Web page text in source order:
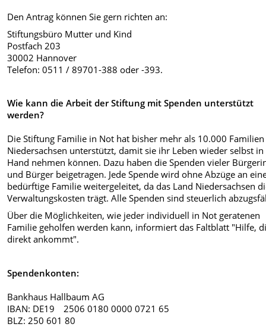
Den Antrag können Sie gern richten an:
Stiftungsbüro Mutter und Kind
Postfach 203
30002 Hannover
Telefon: 0511 / 89701-388 oder -393.
Wie kann die Arbeit der Stiftung mit Spenden unterstützt
werden?
Die Stiftung Familie in Not hat bisher mehr als 10.000
Niedersachsen unterstützt, damit sie ihr Leben wieder selbst
Hand nehmen können. Dazu haben die Spenden vieler
und Bürger beigetragen. Jede Spende wird ohne Abzüge an
bedürftige Familie weitergeleitet, da das Land Niedersachsen
Verwaltungskosten trägt. Alle Spenden sind steuerlich
Über die Möglichkeiten, wie jeder individuell in Not geratenen
Familie geholfen werden kann, informiert das Faltblatt "Hilfe,
direkt ankommt".
Spendenkonten:
Bankhaus Hallbaum AG
IBAN: DE19 2506 0180 0000 0721 65
BLZ: 250 601 80